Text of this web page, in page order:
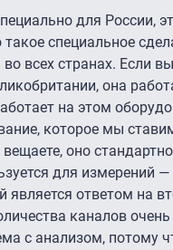
для России,
специальное
всех странах. Если
она
на этом
которое мы
оно
для измерений
ответом на
каналов
с анализом, потому